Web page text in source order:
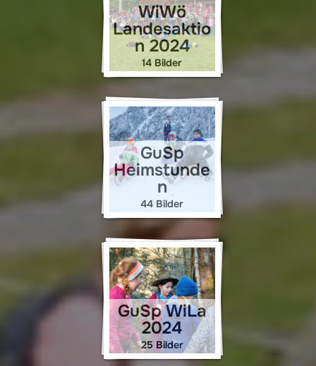
WiWö
Landesaktio
n 2024
14 Bilder
GuSp
Heimstunde
n
44 Bilder
GuSp WiLa
2024
25 Bilder